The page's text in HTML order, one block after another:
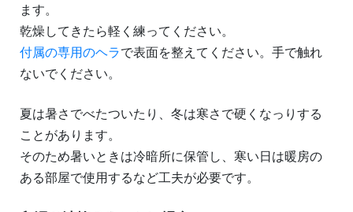
ます。
乾燥してきたら軽く練ってください。
付属の専用のヘラで表面を整えてください。手で触れ
ないでください。
夏は暑さでべたついたり、冬は寒さで硬くなっりする
ことがあります。
そのため暑いときは冷暗所に保管し、寒い日は暖房の
ある部屋で使用するなど工夫が必要です。